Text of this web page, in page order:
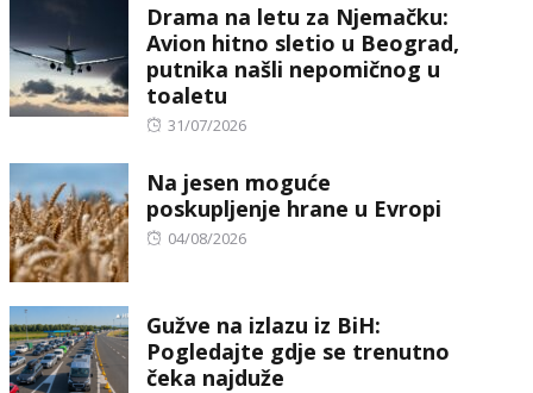
Drama na letu za Njemačku:
Avion hitno sletio u Beograd,
putnika našli nepomičnog u
toaletu
Posted
31/07/2026
Na jesen moguće
poskupljenje hrane u Evropi
Posted
04/08/2026
Gužve na izlazu iz BiH:
Pogledajte gdje se trenutno
čeka najduže